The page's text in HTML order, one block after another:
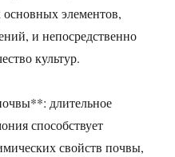
основных элементов,
и непосредственно
культур.
длительное
способствует
свойств почвы,